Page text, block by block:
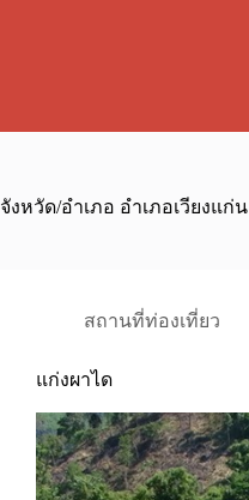
จังหวัด/อำเภอ อำเภอเวียงแก่น
สถานที่ท่องเที่ยว
แก่งผาได